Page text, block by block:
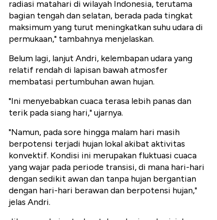
radiasi matahari di wilayah Indonesia, terutama
bagian tengah dan selatan, berada pada tingkat
maksimum yang turut meningkatkan suhu udara di
permukaan," tambahnya menjelaskan.
Belum lagi, lanjut Andri, kelembapan udara yang
relatif rendah di lapisan bawah atmosfer
membatasi pertumbuhan awan hujan.
"Ini menyebabkan cuaca terasa lebih panas dan
terik pada siang hari," ujarnya.
"Namun, pada sore hingga malam hari masih
berpotensi terjadi hujan lokal akibat aktivitas
konvektif. Kondisi ini merupakan fluktuasi cuaca
yang wajar pada periode transisi, di mana hari-hari
dengan sedikit awan dan tanpa hujan bergantian
dengan hari-hari berawan dan berpotensi hujan,"
jelas Andri.